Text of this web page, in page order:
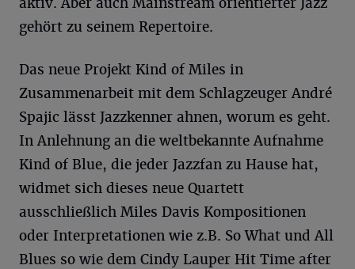
gehört zu seinem Repertoire.
Das neue Projekt Kind of Miles in
Zusammenarbeit mit dem Schlagzeuger André
Spajic lässt Jazzkenner ahnen, worum es geht.
In Anlehnung an die weltbekannte Aufnahme
Kind of Blue, die jeder Jazzfan zu Hause hat,
widmet sich dieses neue Quartett
ausschließlich Miles Davis Kompositionen
oder Interpretationen wie z.B. So What und All
Blues so wie dem Cindy Lauper Hit Time after